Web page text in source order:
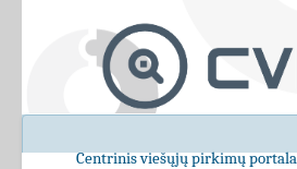
Centrinis viešųjų pirkimų